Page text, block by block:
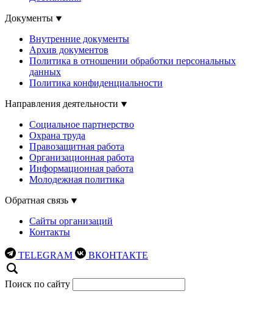
Документы
Внутренние документы
Архив документов
Политика в отношении обработки персональных
данных
Политика конфиденциальности
Направления деятельности
Социальное партнерство
Охрана труда
Правозащитная работа
Организационная работа
Информационная работа
Молодежная политика
Обратная связь
Сайты организаций
Контакты
TELEGRAM ВКОНТАКТЕ
Поиск по сайту